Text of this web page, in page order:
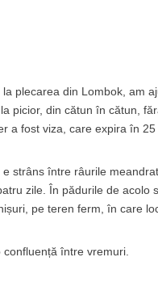
plecarea din Lombok, am
picior, din cătun în cătun,
a fost viza, care expira în
e strâns între râurile
zile. În pădurile de acolo
pe teren ferm, în care
confluență între vremuri.